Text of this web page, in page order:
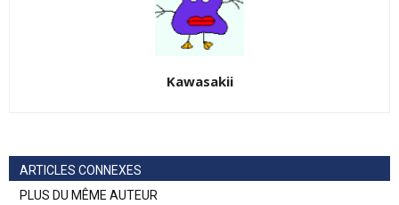
Kawasakii
ARTICLES CONNEXES
PLUS DU MÊME AUTEUR